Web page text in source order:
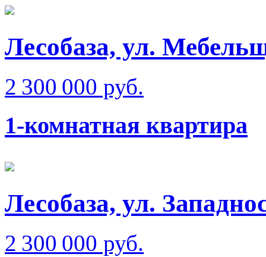
Лесобаза, ул.
2 300 000 руб.
1-комнатная квартира
Лесобаза, ул.
2 300 000 руб.